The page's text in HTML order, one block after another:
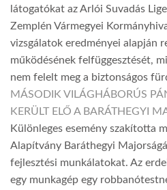
látogatókat az Arlói Suvadás
Zemplén Vármegyei
vizsgálatok eredményei alapján
működésének felfüggesztését,
nem felelt meg a biztonságos
MÁSODIK VILÁGHÁBORÚS
KERÜLT ELŐ A BARÁTHEGYI
Különleges esemény szakította
Alapítvány Baráthegyi
fejlesztési munkálatokat. Az
egy munkagép egy